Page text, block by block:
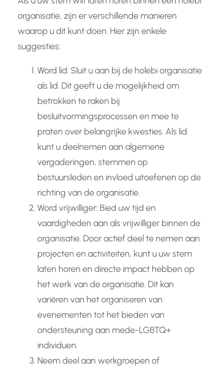
organisatie, zijn er verschillende manieren
waarop u dit kunt doen. Hier zijn enkele
suggesties:
Word lid: Sluit u aan bij de holebi organisatie
als lid. Dit geeft u de mogelijkheid om
betrokken te raken bij
besluitvormingsprocessen en mee te
praten over belangrijke kwesties. Als lid
kunt u deelnemen aan algemene
vergaderingen, stemmen op
bestuursleden en invloed uitoefenen op de
richting van de organisatie.
Word vrijwilliger: Bied uw tijd en
vaardigheden aan als vrijwilliger binnen de
organisatie. Door actief deel te nemen aan
projecten en activiteiten, kunt u uw stem
laten horen en directe impact hebben op
het werk van de organisatie. Dit kan
variëren van het organiseren van
evenementen tot het bieden van
ondersteuning aan mede-LGBTQ+
individuen.
Neem deel aan werkgroepen of